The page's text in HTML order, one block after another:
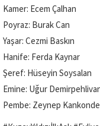
Kamer: Ecem Çalhan
Poyraz: Burak Can
Yaşar: Cezmi Baskın
Hanife: Ferda Kaynar
Şeref: Hüseyin Soysalan
Emine: Uğur
Pembe: Zeynep Kankonde